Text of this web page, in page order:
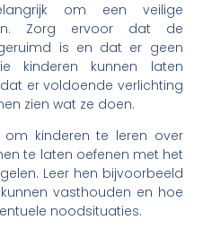
om een ​​veilige
Zorg ervoor dat de
is en dat er geen
kinderen kunnen laten
er voldoende verlichting
zien wat ze doen.
kinderen te leren over
te laten oefenen met het
Leer hen bijvoorbeeld
vasthouden en hoe
noodsituaties.